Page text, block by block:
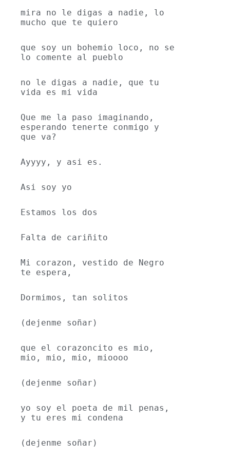
mira no le digas a nadie, lo
mucho que te quiero
que soy un bohemio loco, no se
lo comente al pueblo
no le digas a nadie, que tu
vida es mi vida
Que me la paso imaginando,
esperando tenerte conmigo y
que va?
Ayyyy, y asi es.
Asi soy yo
Estamos los dos
Falta de cariñito
Mi corazon, vestido de Negro
te espera,
Dormimos, tan solitos
(dejenme soñar)
que el corazoncito es mio,
mio, mio, mio, mioooo
(dejenme soñar)
yo soy el poeta de mil penas,
y tu eres mi condena
(dejenme soñar)